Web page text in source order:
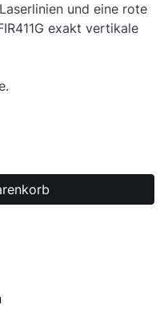
und eine rote
exakt vertikale